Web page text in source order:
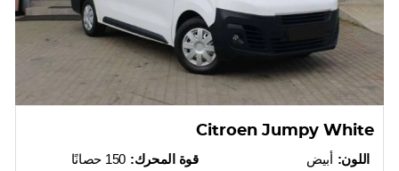
Citroen Jumpy White
قوة المحرك: 150 حصانًا
اللون: أبيض